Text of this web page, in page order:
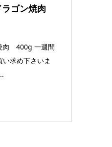
ゴン焼肉
肉 400g 一週間
求め下さいま